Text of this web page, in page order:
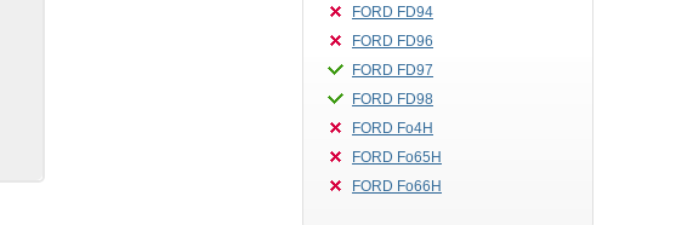
FORD FD94
FORD FD96
FORD FD97
FORD FD98
FORD Fo4H
FORD Fo65H
FORD Fo66H